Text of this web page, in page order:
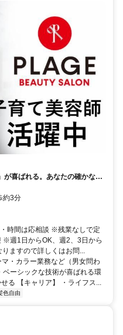
が喜ばれる。あなたの確かな基
約3分
時間は応相談 ※残業なしで定
週1日からOK、週2、3日から
ますので詳しくはお問...
・カラー業務など（男女問わ
ーシックな技術が喜ばれる環
る 【キャリア】 ・ライフス...
色自由